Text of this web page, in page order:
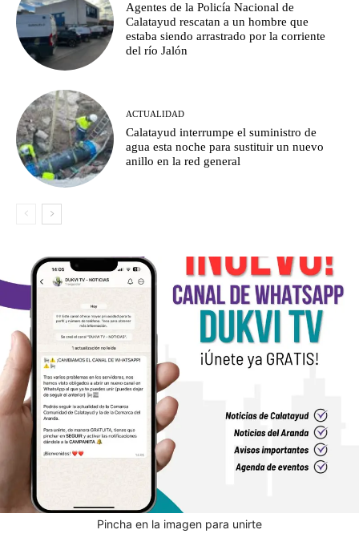
Agentes de la Policía Nacional de
Calatayud rescatan a un hombre que
estaba siendo arrastrado por la corriente
del río Jalón
ACTUALIDAD
Calatayud interrumpe el suministro de
agua esta noche para sustituir un nuevo
anillo en la red general
Pincha en la imagen para unirte